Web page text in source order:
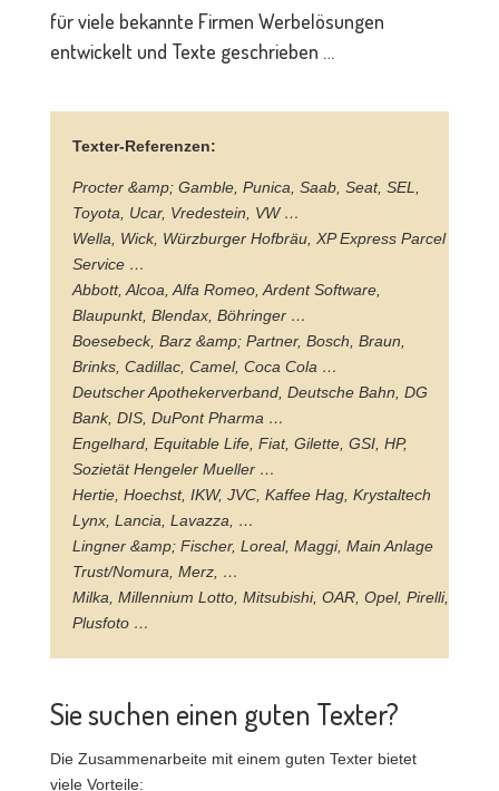
für viele bekannte Firmen Werbelösungen
entwickelt und Texte geschrieben …
Texter-Referenzen:
Procter &amp; Gamble, Punica, Saab, Seat, SEL,
Toyota, Ucar, Vredestein, VW …
Wella, Wick, Würzburger Hofbräu, XP Express Parcel
Service …
Abbott, Alcoa, Alfa Romeo, Ardent Software,
Blaupunkt, Blendax, Böhringer …
Boesebeck, Barz &amp; Partner, Bosch, Braun,
Brinks, Cadillac, Camel, Coca Cola …
Deutscher Apothekerverband, Deutsche Bahn, DG
Bank, DIS, DuPont Pharma …
Engelhard, Equitable Life, Fiat, Gilette, GSI, HP,
Sozietät Hengeler Mueller …
Hertie, Hoechst, IKW, JVC, Kaffee Hag, Krystaltech
Lynx, Lancia, Lavazza, …
Lingner &amp; Fischer, Loreal, Maggi, Main Anlage
Trust/Nomura, Merz, …
Milka, Millennium Lotto, Mitsubishi, OAR, Opel, Pirelli,
Plusfoto …
Sie suchen einen guten Texter?
Die Zusammenarbeite mit einem guten Texter bietet
viele Vorteile: